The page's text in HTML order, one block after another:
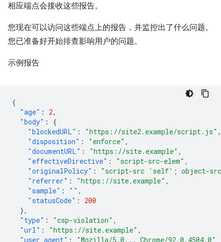
相应端点会接收这些报告。
您现在可以访问这些端点上的报告，并监控出了什么问题。
您已准备好开始排查影响用户的问题。
示例报告
{
"age" : 2,
"body" :
{
"blockedURL" : "https://site2.example/script.js" ,
"disposition" : "enforce" ,
"documentURL" : "https://site.example" ,
"effectiveDirective" : "script-src-elem" ,
"originalPolicy" :
"script-src 'self'; object-src
"referrer" : "https://site.example" ,
"sample" : "" ,
"statusCode" :
200
},
"type" : "csp-violation" ,
"url" : "https://site.example" ,
"user_agent" : "Mozilla/5.0... Chrome/92.0.4504.0"